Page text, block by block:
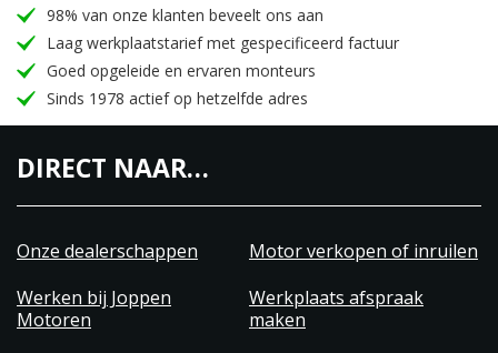
98% van onze klanten beveelt ons aan
Laag werkplaatstarief met gespecificeerd factuur
Goed opgeleide en ervaren monteurs
Sinds 1978 actief op hetzelfde adres
DIRECT NAAR…
Onze dealerschappen
Motor verkopen of inruilen
Werken bij Joppen
Motoren
Werkplaats afspraak
maken